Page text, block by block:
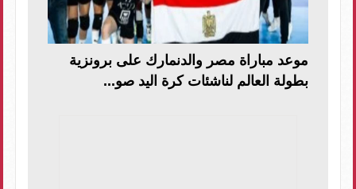
موعد مباراة مصر والدنمارك على برونزية
بطولة العالم لناشئات كرة اليد صو...